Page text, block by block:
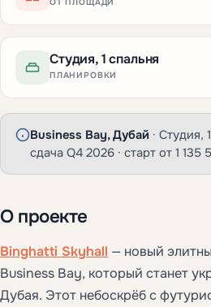
ОТ ПЛОЩАДИ
Студия, 1 спальня
ПЛАНИРОВКИ
Business Bay, Дубай · Студия,
сдача Q4 2026 · старт от 1 135
О проекте
Binghatti Skyhall — новый
Business Bay, который станет
Дубая. Этот небоскрёб с